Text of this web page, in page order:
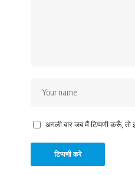
अगली बार जब मैं टिप्पणी करूँ,